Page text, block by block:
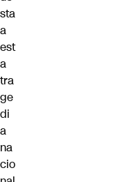
sta
a
est
a
tra
ge
di
a
na
cio